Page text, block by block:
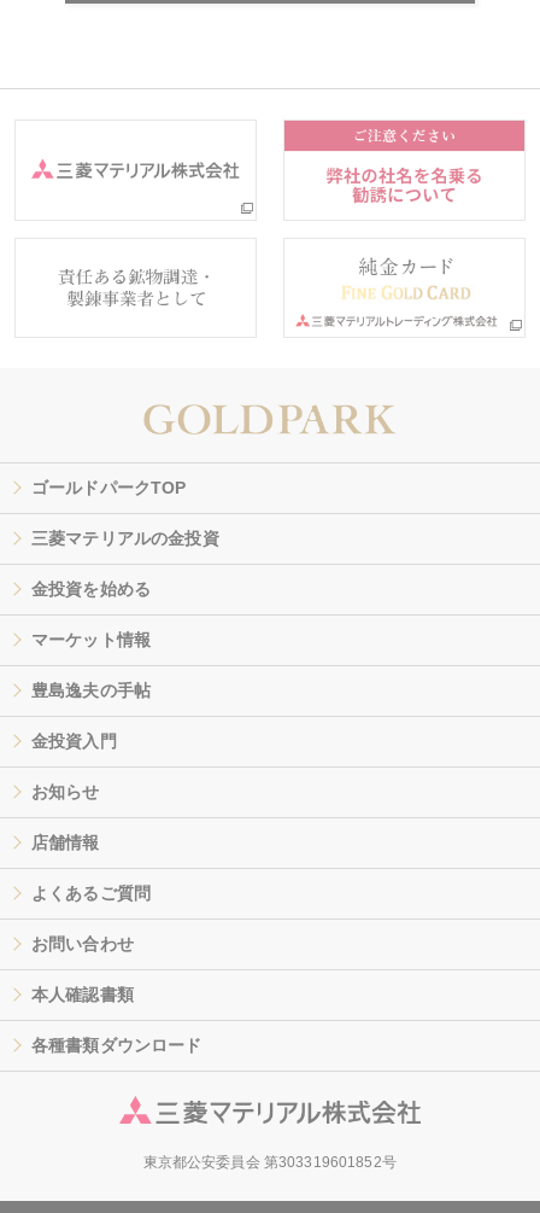
ゴールドパークTOP
三菱マテリアルの金投資
金投資を始める
マーケット情報
豊島逸夫の手帖
金投資入門
お知らせ
店舗情報
よくあるご質問
お問い合わせ
本人確認書類
各種書類ダウンロード
東京都公安委員会 第303319601852号